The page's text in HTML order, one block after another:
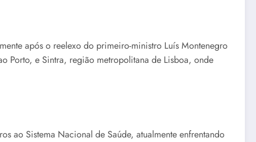
após o reelexo do primeiro-ministro Luís Montenegro
Porto, e Sintra, região metropolitana de Lisboa, onde
ao Sistema Nacional de Saúde, atualmente enfrentando